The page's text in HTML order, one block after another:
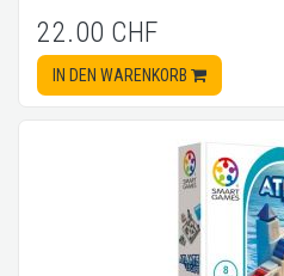
22.00 CHF
IN DEN WARENKORB